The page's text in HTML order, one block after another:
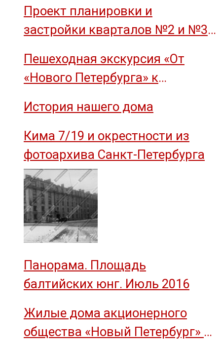
Проект планировки и
застройки кварталов №2 и №3
Пешеходная экскурсия «От
«Нового Петербурга» к
им. М.И. Калинина»
История нашего дома
Кима 7/19 и окрестности из
фотоархива Санкт-Петербурга
Панорама. Площадь
балтийских юнг. Июль 2016
Жилые дома акционерного
общества «Новый Петербург» —